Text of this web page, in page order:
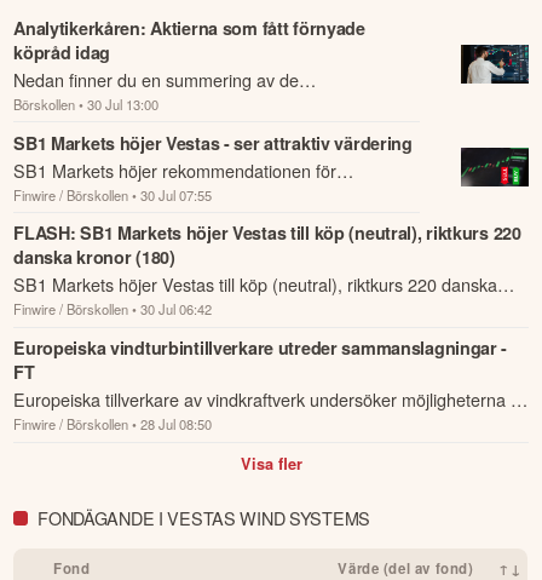
Analytikerkåren: Aktierna som fått förnyade
köpråd idag
Nedan finner du en summering av de
analysrekommendationer och riktkursförändringar
som har rapporterats om idag den 30 juli.
Börskollen • 30 Jul 13:00
SB1 Markets höjer Vestas - ser attraktiv värdering
SB1 Markets höjer rekommendationen för
vindkraftsbolaget Vestas till köp från neutral och höjer
samtidigt riktkursen till 220 danska kronor ...
Finwire / Börskollen • 30 Jul 07:55
FLASH: SB1 Markets höjer Vestas till köp (neutral), riktkurs 220
danska kronor (180)
SB1 Markets höjer Vestas till köp (neutral), riktkurs 220 danska
kronor (180).
Finwire / Börskollen • 30 Jul 06:42
Europeiska vindturbintillverkare utreder sammanslagningar -
FT
Europeiska tillverkare av vindkraftverk undersöker möjligheterna till
sammanslagningar för att skapa större aktörer som kan möta den
Finwire / Börskollen • 28 Jul 08:50
Visa fler
FONDÄGANDE I VESTAS WIND SYSTEMS
Fond Värde (del av fond) ↑↓